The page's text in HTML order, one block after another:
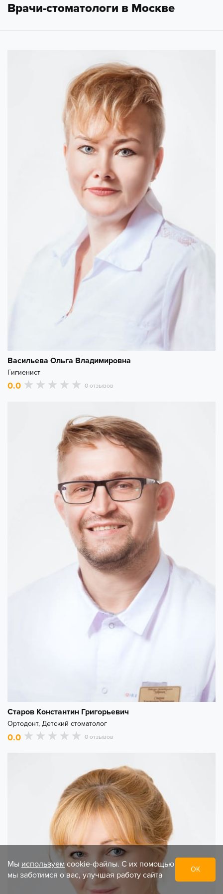
Врачи-стоматологи в Москве
Васильева Ольга Владимировна
Гигиенист
0.0 0 отзывов
Старов Константин Григорьевич
Ортодонт, Детский стоматолог
0.0 0 отзывов
Мы используем cookie-файлы. С их помощью
мы заботимся о вас, улучшая работу сайта
ОК